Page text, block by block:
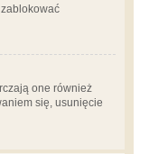
zablokować
one również
się, usunięcie